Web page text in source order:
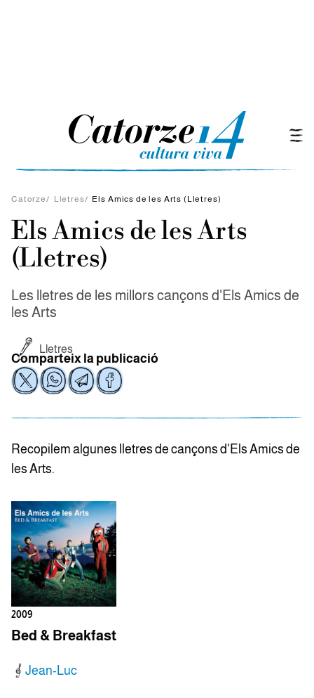
Catorze/ Lletres/ Els Amics de les Arts (Lletres)
Els Amics de les Arts
(Lletres)
Les lletres de les millors cançons d'Els Amics de
les Arts
Lletres
Comparteix la publicació
Recopilem algunes lletres de cançons d'Els Amics de
les Arts.
2009
Bed & Breakfast
Jean-Luc